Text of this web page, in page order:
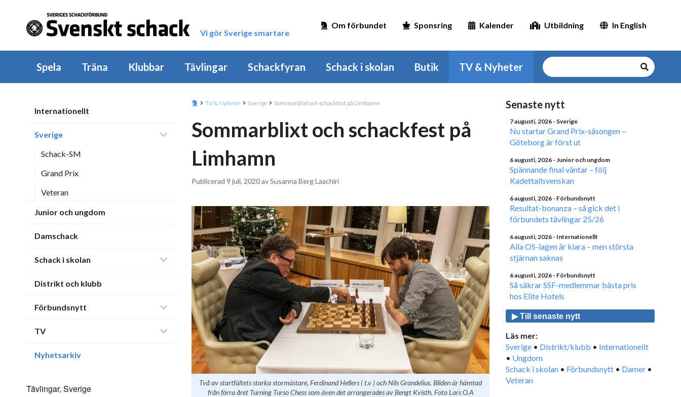
Vi gör Sverige smartare
Om förbundet Sponsring Kalender Utbildning In English
Spela Träna Klubbar Tävlingar Schackfyran Schack i skolan Butik TV & Nyheter
Internationellt
Sverige
Schack-SM
Grand Prix
Veteran
Junior och ungdom
Damschack
Schack i skolan
Distrikt och klubb
Förbundsnytt
TV
Nyhetsarkiv
Tävlingar, Sverige
TV & Nyheter Sverige Sommarblixt och schackfest på Limhamn
Sommarblixt och schackfest på
Limhamn
Publicerad 9 juli, 2020 av Susanna Berg Laachiri
Två av startfältets starka stormästare, Ferdinand Hellers ( t.v ) och Nils Grandelius. Bilden är hämtad
från förra året Turning Turso Chess som även det arrangerades av Bengt Kvisth. Foto Lars O.A
Senaste nytt
7 augusti, 2026 - Sverige
Nu startar Grand Prix-säsongen –
Göteborg är först ut
6 augusti, 2026 - Junior och ungdom
Spännande final väntar – följ
Kadettallsvenskan
6 augusti, 2026 - Förbundsnytt
Resultat-bonanza – så gick det i
förbundets tävlingar 25/26
6 augusti, 2026 - Internationellt
Alla OS-lagen är klara – men största
stjärnan saknas
6 augusti, 2026 - Förbundsnytt
Så säkrar SSF-medlemmar bästa pris
hos Elite Hotels
▶ Till senaste nytt
Läs mer:
Sverige • Distrikt/klubb • Internationellt
• Ungdom
Schack i skolan • Förbundsnytt • Damer •
Veteran